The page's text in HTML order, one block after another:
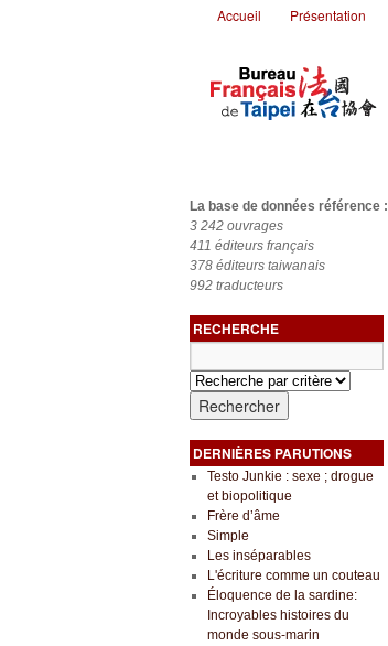
Accueil Présentation
La base de données référence :
3 242 ouvrages
411 éditeurs français
378 éditeurs taiwanais
992 traducteurs
RECHERCHE
DERNIÈRES PARUTIONS
Testo Junkie : sexe ; drogue
et biopolitique
Frère d’âme
Simple
Les inséparables
L'écriture comme un couteau
Éloquence de la sardine:
Incroyables histoires du
monde sous-marin